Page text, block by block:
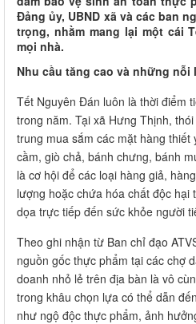
Đảng ủy, UBND xã và các ban
trọng, nhằm mang lại một cái
mọi nhà.
Nhu cầu tăng cao và những
Tết Nguyên Đán luôn là thời điểm
trong năm. Tại xã Hưng Thịnh,
trung mua sắm các mặt hàng thiết
cầm, giò chả, bánh chưng, bánh
là cơ hội để các loại hàng giả,
lượng hoặc chứa hóa chất độc hại
dọa trực tiếp đến sức khỏe người
Theo ghi nhận từ Ban chỉ đạo
nguồn gốc thực phẩm tại các chợ
doanh nhỏ lẻ trên địa bàn là vô
trong khâu chọn lựa có thể dẫn
như ngộ độc thực phẩm, ảnh